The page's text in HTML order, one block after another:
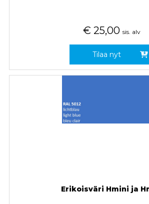
€ 25,00 sis. alv
Tilaa nyt
Erikoisväri Hmini ja